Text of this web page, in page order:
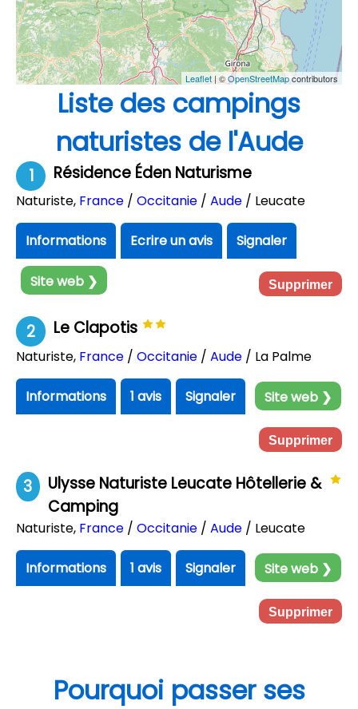
Leaflet| ©OpenStreetMapcontributors
Liste des campings
naturistes de l'Aude
1 Résidence Éden Naturisme
Naturiste, France / Occitanie / Aude / Leucate
Informations Ecrire un avis Signaler
Site web ❯ Supprimer
2 Le Clapotis
Naturiste, France / Occitanie / Aude / La Palme
Informations 1 avis Signaler Site web ❯
Supprimer
3
Ulysse Naturiste Leucate Hôtellerie &
Camping
Naturiste, France / Occitanie / Aude / Leucate
Informations 1 avis Signaler Site web ❯
Supprimer
Pourquoi passer ses